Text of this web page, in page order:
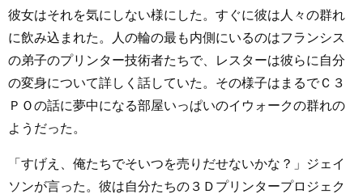
彼女はそれを気にしない様にした。すぐに彼は人々の群れ
に飲み込まれた。人の輪の最も内側にいるのはフランシス
の弟子のプリンター技術者たちで、レスターは彼らに自分
の変身について詳しく話していた。その様子はまるでＣ３
ＰＯの話に夢中になる部屋いっぱいのイウォークの群れの
ようだった。
「すげえ、俺たちでそいつを売りだせないかな？」ジェイ
ソンが言った。彼は自分たちの３Ｄプリンタープロジェク